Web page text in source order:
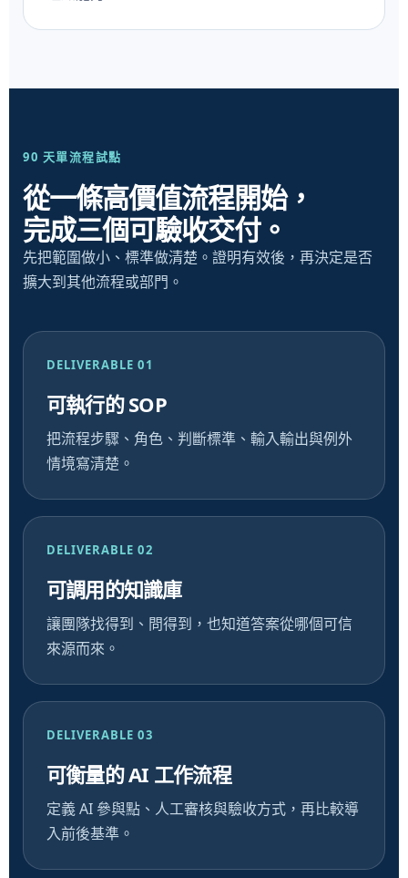
90 天單流程試點
從一條高價值流程開始，
完成三個可驗收交付。
先把範圍做小、標準做清楚。證明有效後，再決定是否
擴大到其他流程或部門。
DELIVERABLE 01
可執行的 SOP
把流程步驟、角色、判斷標準、輸入輸出與例外
情境寫清楚。
DELIVERABLE 02
可調用的知識庫
讓團隊找得到、問得到，也知道答案從哪個可信
來源而來。
DELIVERABLE 03
可衡量的 AI 工作流程
定義 AI 參與點、人工審核與驗收方式，再比較導
入前後基準。